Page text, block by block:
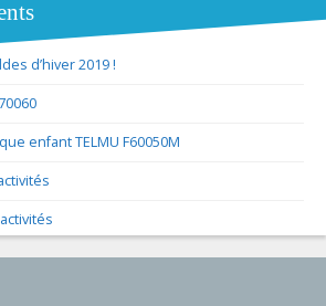
d’hiver 2019 !
enfant TELMU F60050M